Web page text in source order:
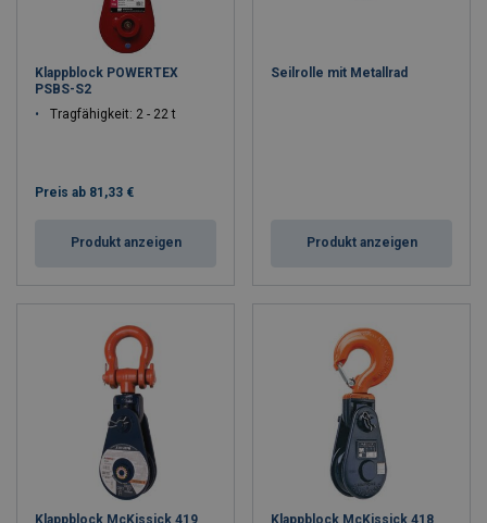
Klappblock POWERTEX
PSBS-S2
Tragfähigkeit: 2 - 22 t
Preis ab 81,33 €
Produkt anzeigen
Seilrolle mit Metallrad
Produkt anzeigen
Klappblock McKissick 419
Klappblock McKissick 418